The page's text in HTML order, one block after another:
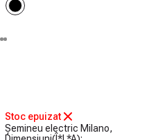
Stoc epuizat
Șemineu electric Milano,